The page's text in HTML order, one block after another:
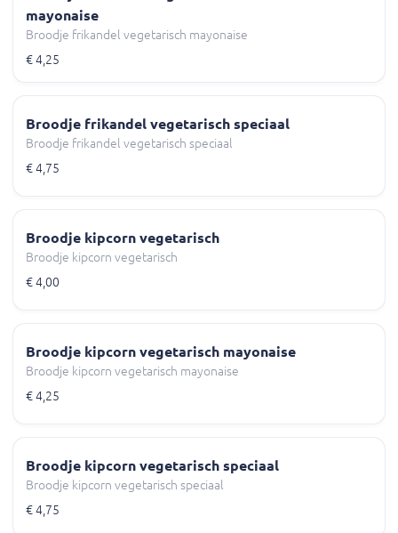
mayonaise
Broodje frikandel vegetarisch mayonaise
€ 4,25
Broodje frikandel vegetarisch speciaal
Broodje frikandel vegetarisch speciaal
€ 4,75
Broodje kipcorn vegetarisch
Broodje kipcorn vegetarisch
€ 4,00
Broodje kipcorn vegetarisch mayonaise
Broodje kipcorn vegetarisch mayonaise
€ 4,25
Broodje kipcorn vegetarisch speciaal
Broodje kipcorn vegetarisch speciaal
€ 4,75